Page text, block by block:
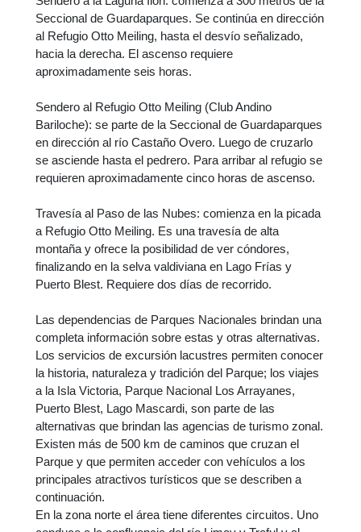
Seccional de Guardaparques. Se continúa en dirección
al Refugio Otto Meiling, hasta el desvío señalizado,
hacia la derecha. El ascenso requiere
aproximadamente seis horas.
Sendero al Refugio Otto Meiling (Club Andino
Bariloche): se parte de la Seccional de Guardaparques
en dirección al río Castaño Overo. Luego de cruzarlo
se asciende hasta el pedrero. Para arribar al refugio se
requieren aproximadamente cinco horas de ascenso.
Travesía al Paso de las Nubes: comienza en la picada
a Refugio Otto Meiling. Es una travesía de alta
montaña y ofrece la posibilidad de ver cóndores,
finalizando en la selva valdiviana en Lago Frías y
Puerto Blest. Requiere dos días de recorrido.
Las dependencias de Parques Nacionales brindan una
completa información sobre estas y otras alternativas.
Los servicios de excursión lacustres permiten conocer
la historia, naturaleza y tradición del Parque; los viajes
a la Isla Victoria, Parque Nacional Los Arrayanes,
Puerto Blest, Lago Mascardi, son parte de las
alternativas que brindan las agencias de turismo zonal.
Existen más de 500 km de caminos que cruzan el
Parque y que permiten acceder con vehículos a los
principales atractivos turísticos que se describen a
continuación.
En la zona norte el área tiene diferentes circuitos. Uno